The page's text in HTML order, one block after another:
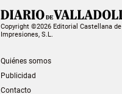
Copyright ©2026 Editorial Castellana de
Impresiones, S.L.
Quiénes somos
Publicidad
Contacto